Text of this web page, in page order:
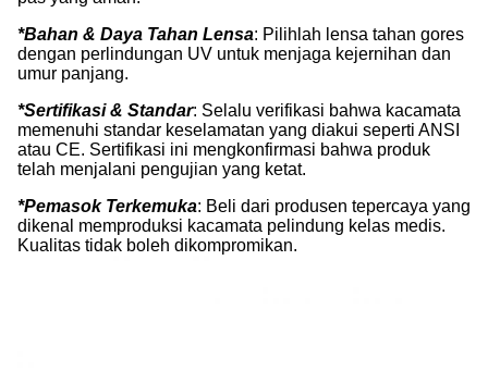
*Bahan & Daya Tahan Lensa: Pilihlah lensa tahan gores
dengan perlindungan UV untuk menjaga kejernihan dan
umur panjang.
*Sertifikasi & Standar: Selalu verifikasi bahwa kacamata
memenuhi standar keselamatan yang diakui seperti ANSI
atau CE. Sertifikasi ini mengkonfirmasi bahwa produk
telah menjalani pengujian yang ketat.
*Pemasok Terkemuka: Beli dari produsen tepercaya yang
dikenal memproduksi kacamata pelindung kelas medis.
Kualitas tidak boleh dikompromikan.